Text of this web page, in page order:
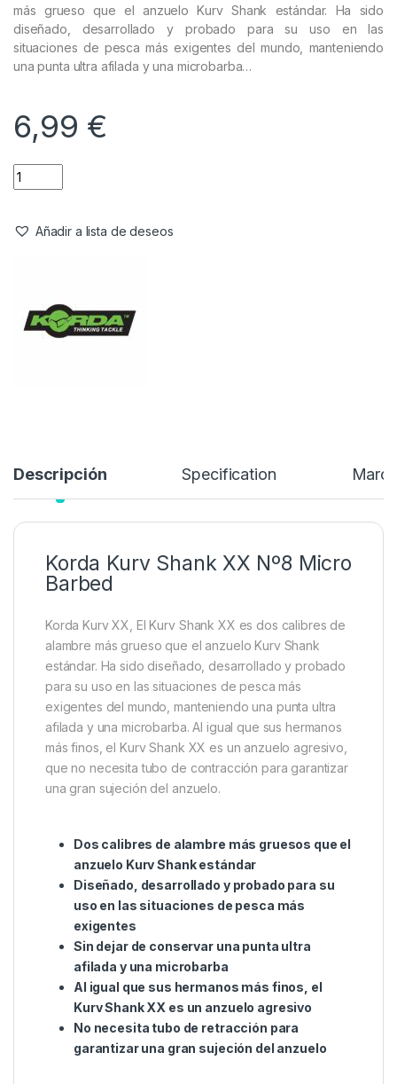
más grueso que el anzuelo Kurv Shank estándar. Ha sido
diseñado, desarrollado y probado para su uso en las
situaciones de pesca más exigentes del mundo, manteniendo
una punta ultra afilada y una microbarba…
6,99 €
Añadir a lista de deseos
Descripción Specification Marca
Korda Kurv Shank XX Nº8 Micro
Barbed
Korda Kurv XX, El Kurv Shank XX es dos calibres de
alambre más grueso que el anzuelo Kurv Shank
estándar. Ha sido diseñado, desarrollado y probado
para su uso en las situaciones de pesca más
exigentes del mundo, manteniendo una punta ultra
afilada y una microbarba. Al igual que sus hermanos
más finos, el Kurv Shank XX es un anzuelo agresivo,
que no necesita tubo de contracción para garantizar
una gran sujeción del anzuelo.
Dos calibres de alambre más gruesos que el
anzuelo Kurv Shank estándar
Diseñado, desarrollado y probado para su
uso en las situaciones de pesca más
exigentes
Sin dejar de conservar una punta ultra
afilada y una microbarba
Al igual que sus hermanos más finos, el
Kurv Shank XX es un anzuelo agresivo
No necesita tubo de retracción para
garantizar una gran sujeción del anzuelo